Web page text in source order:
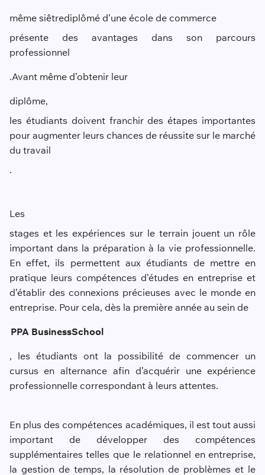
même siêtrediplômé d’une école de commerce
présente des avantages dans son parcours
professionnel
.Avant même d’obtenir leur
diplôme,
les étudiants doivent franchir des étapes importantes
pour augmenter leurs chances de réussite sur le marché
du travail
.
Les
stages et les expériences sur le terrain jouent un rôle
important dans la préparation à la vie professionnelle.
En effet, ils permettent aux étudiants de mettre en
pratique leurs compétences d’études en entreprise et
d’établir des connexions précieuses avec le monde en
entreprise. Pour cela, dès la première année au sein de
PPA BusinessSchool
, les étudiants ont la possibilité de commencer un
cursus en alternance afin d’acquérir une expérience
professionnelle correspondant à leurs attentes.
En plus des compétences académiques, il est tout aussi
important de développer des compétences
supplémentaires telles que le relationnel en entreprise,
la gestion de temps, la résolution de problèmes et le